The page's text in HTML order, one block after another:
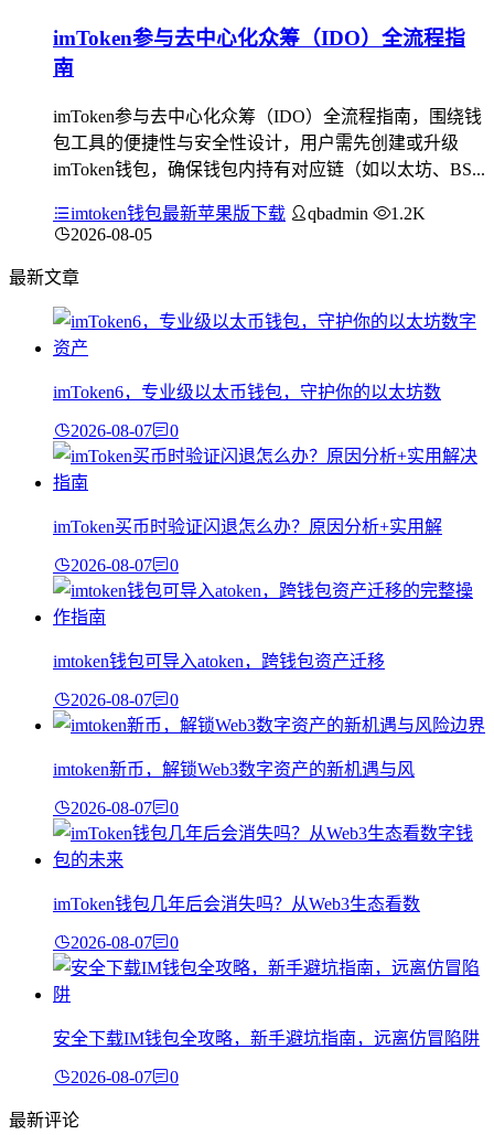
imToken参与去中心化众筹（IDO）全流程指
南
imToken参与去中心化众筹（IDO）全流程指南，围绕钱
包工具的便捷性与安全性设计，用户需先创建或升级
imToken钱包，确保钱包内持有对应链（如以太坊、BS...
imtoken钱包最新苹果版下载 qbadmin
1.2K
2026-08-05
最新文章
imToken6，专业级以太币钱包，守护你的以太坊数
2026-08-07 0
imToken买币时验证闪退怎么办？原因分析+实用解
2026-08-07 0
imtoken钱包可导入atoken，跨钱包资产迁移
2026-08-07 0
imtoken新币，解锁Web3数字资产的新机遇与风
2026-08-07 0
imToken钱包几年后会消失吗？从Web3生态看数
2026-08-07 0
安全下载IM钱包全攻略，新手避坑指南，远离仿冒陷阱
2026-08-07 0
最新评论